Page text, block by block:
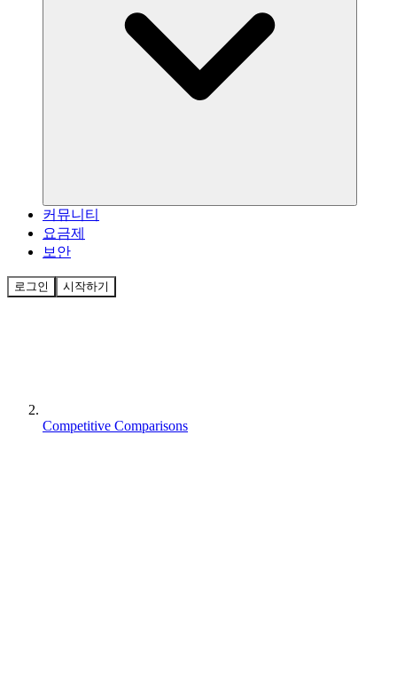
커뮤니티
요금제
보안
로그인 시작하기
Competitive Comparisons